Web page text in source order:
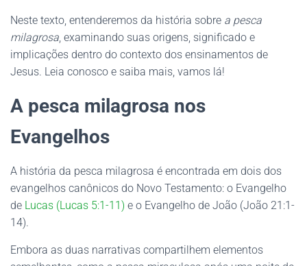
Neste texto, entenderemos da história sobre a pesca
milagrosa, examinando suas origens, significado e
implicações dentro do contexto dos ensinamentos de
Jesus. Leia conosco e saiba mais, vamos lá!
A pesca milagrosa nos
Evangelhos
A história da pesca milagrosa é encontrada em dois dos
evangelhos canônicos do Novo Testamento: o Evangelho
de Lucas (Lucas 5:1-11) e o Evangelho de João (João 21:1-
14).
Embora as duas narrativas compartilhem elementos